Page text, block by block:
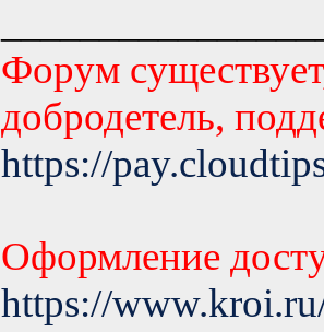
Форум
добродетель,
https://
Оформление
https://